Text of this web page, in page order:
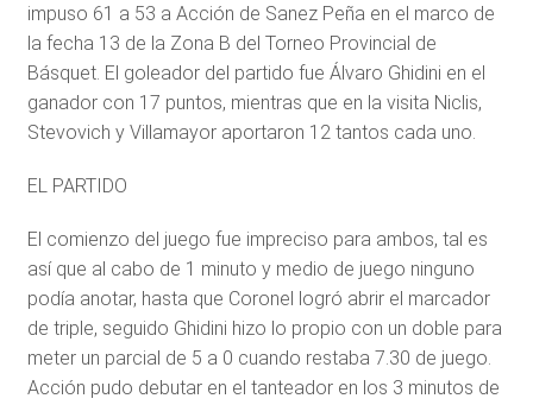
impuso 61 a 53 a Acción de Sanez Peña en el marco de
la fecha 13 de la Zona B del Torneo Provincial de
Básquet. El goleador del partido fue Álvaro Ghidini en el
ganador con 17 puntos, mientras que en la visita Niclis,
Stevovich y Villamayor aportaron 12 tantos cada uno.
EL PARTIDO
El comienzo del juego fue impreciso para ambos, tal es
así que al cabo de 1 minuto y medio de juego ninguno
podía anotar, hasta que Coronel logró abrir el marcador
de triple, seguido Ghidini hizo lo propio con un doble para
meter un parcial de 5 a 0 cuando restaba 7.30 de juego.
Acción pudo debutar en el tanteador en los 3 minutos de